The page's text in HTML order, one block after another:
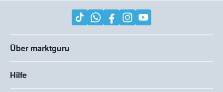
Über marktguru
Hilfe